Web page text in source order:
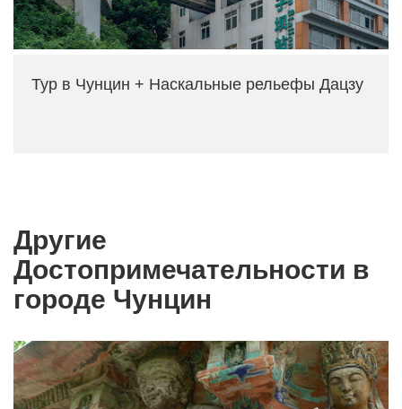
Тур в Чунцин + Наскальные рельефы Дацзу
Другие
Достопримечательности в
городе Чунцин